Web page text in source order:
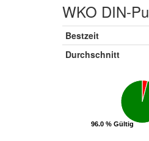
WKO DIN-
Bestzeit
Durchschnitt
96.0 % Gültig
96.0 % Gültig